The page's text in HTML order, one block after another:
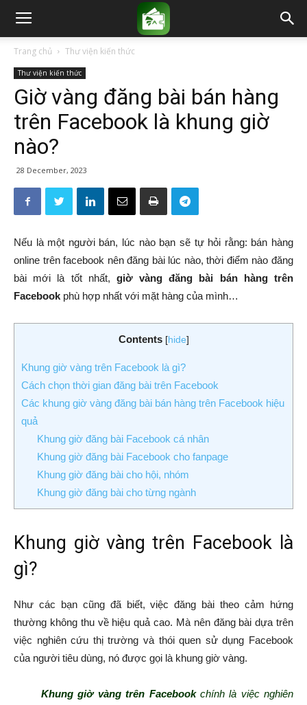
Trang chủ Thư viện kiến thức
Thư viện kiến thức
Giờ vàng đăng bài bán hàng
trên Facebook là khung giờ
nào?
28 December, 2023
Nếu là một người bán, lúc nào bạn sẽ tự hỏi rằng: bán hàng
online trên facebook nên đăng bài lúc nào, thời điểm nào đăng
bài mới là tốt nhất, giờ vàng đăng bài bán hàng trên
Facebook phù hợp nhất với mặt hàng của mình…
Contents [hide]
Khung giờ vàng trên Facebook là gì?
Cách chọn thời gian đăng bài trên Facebook
Các khung giờ vàng đăng bài bán hàng trên Facebook hiệu
quả
Khung giờ đăng bài Facebook cá nhân
Khung giờ đăng bài Facebook cho fanpage
Khung giờ đăng bài cho hội, nhóm
Khung giờ đăng bài cho từng ngành
Khung giờ vàng trên Facebook là
gì?
Như các bạn cũng đã biết, việc đăng bài theo cảm hứng
thường không thu về hiệu quả cao. Mà nên đăng bài dựa trên
việc nghiên cứu thị trường và thói quen sử dụng Facebook
của người tiêu dùng, nó được gọi là khung giờ vàng.
Khung giờ vàng trên Facebookchính là việc nghiên